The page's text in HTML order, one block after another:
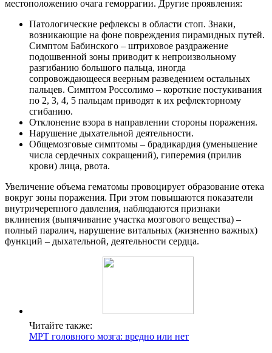
местоположению очага геморрагии. Другие проявления:
Патологические рефлексы в области стоп. Знаки,
возникающие на фоне повреждения пирамидных путей.
Симптом Бабинского – штриховое раздражение
подошвенной зоны приводит к непроизвольному
разгибанию большого пальца, иногда
сопровождающееся веерным разведением остальных
пальцев. Симптом Россолимо – короткие постукивания
по 2, 3, 4, 5 пальцам приводят к их рефлекторному
сгибанию.
Отклонение взора в направлении стороны поражения.
Нарушение дыхательной деятельности.
Общемозговые симптомы – брадикардия (уменьшение
числа сердечных сокращений), гиперемия (прилив
крови) лица, рвота.
Увеличение объема гематомы провоцирует образование отека
вокруг зоны поражения. При этом повышаются показатели
внутричерепного давления, наблюдаются признаки
вклинения (выпячивание участка мозгового вещества) –
полный паралич, нарушение витальных (жизненно важных)
функций – дыхательной, деятельности сердца.
Читайте также:
МРТ головного мозга: вредно или нет